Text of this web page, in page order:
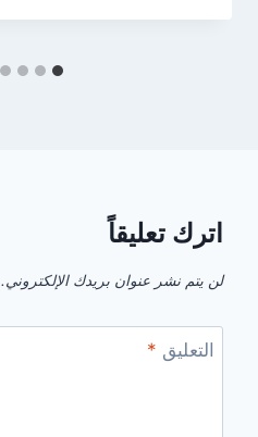
اترك تعليقاً
لن يتم نشر عنوان بريدك الإلكتروني.
التعليق *